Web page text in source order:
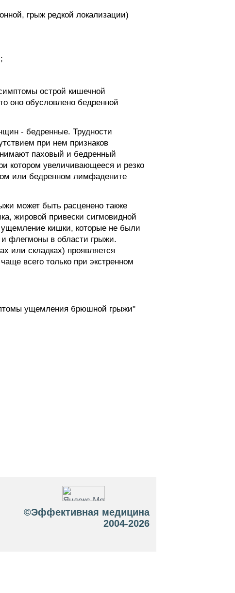
грыж редкой локализации)
острой кишечной
оно обусловлено бедренной
- бедренные. Трудности
при нем признаков
паховый и бедренный
котором увеличивающееся и резко
или бедренном лимфадените
может быть расценено также
жировой привески сигмовидной
ущемление кишки, которые не были
и флегмоны в области грыжи.
или складках) проявляется
всего только при экстренном
ущемления брюшной грыжи"
©Эффективная медицина
2004-2026